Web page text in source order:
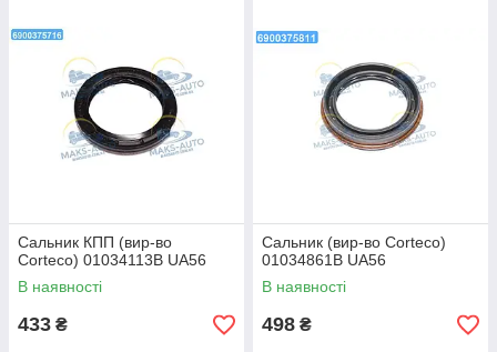
Сальник КПП (вир-во
Corteco) 01034113B UA56
В наявності
433 ₴
Сальник (вир-во Corteco)
01034861B UA56
В наявності
498 ₴